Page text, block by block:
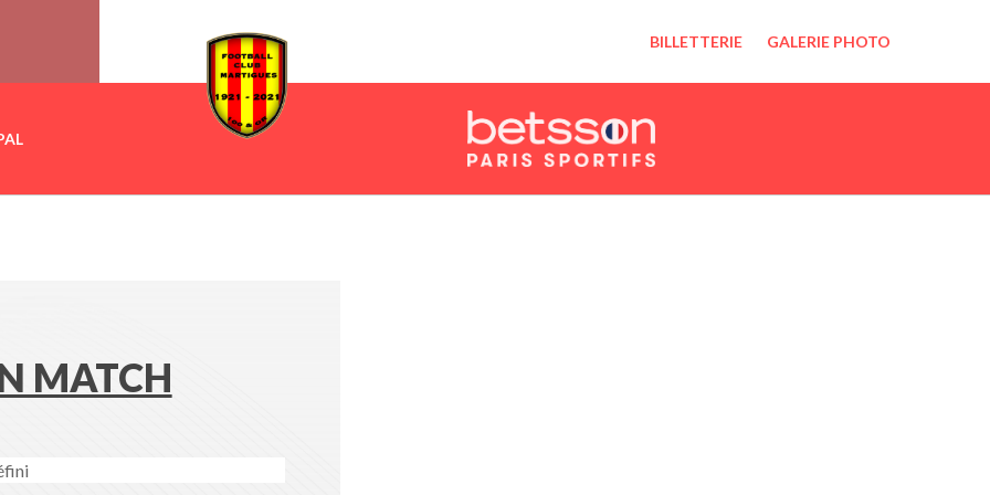
BILLETTERIE GALERIE PHOTO
MATCH